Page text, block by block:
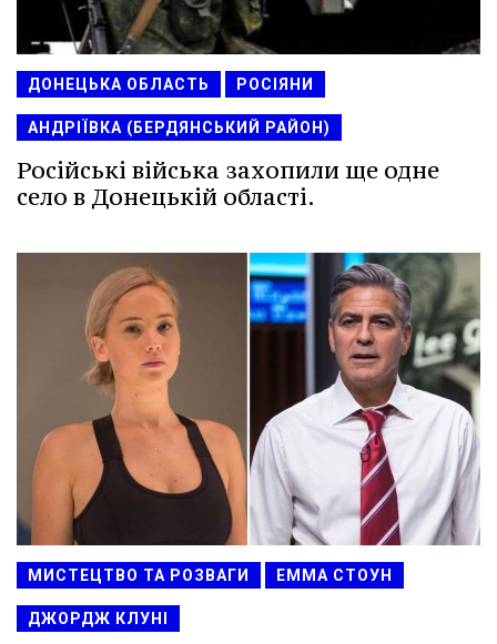
ДОНЕЦЬКА ОБЛАСТЬ РОСІЯНИ
АНДРІЇВКА (БЕРДЯНСЬКИЙ РАЙОН)
Російські війська захопили ще одне
село в Донецькій області.
МИСТЕЦТВО ТА РОЗВАГИ ЕММА СТОУН
ДЖОРДЖ КЛУНІ